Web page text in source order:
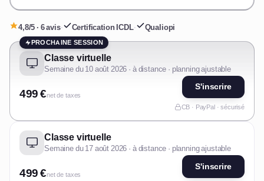
4,8/5 · 6 avis· Certification ICDL· Qualiopi
PROCHAINE SESSION
Classe virtuelle
Semaine du 10 août 2026 · à distance · planning ajustable
499 €net de taxes
S'inscrire
CB · PayPal · sécurisé
Classe virtuelle
Semaine du 17 août 2026 · à distance · planning ajustable
499 €net de taxes
S'inscrire